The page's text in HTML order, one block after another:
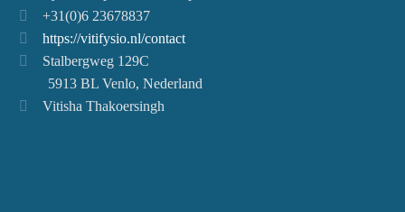
+31(0)6 23678837
https://vitifysio.nl/contact
Stalbergweg 129C
5913 BL Venlo, Nederland
Vitisha Thakoersingh